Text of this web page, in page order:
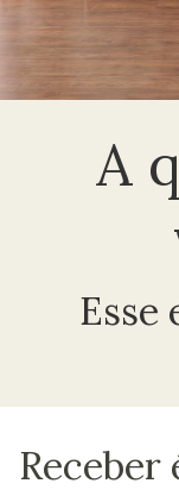
A
Esse